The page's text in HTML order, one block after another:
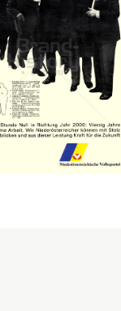
ÖVP -
Österreichische
Volkspartei
ÖVP -
Österreichische
Volkspartei
1985 Bild-ID: 18717